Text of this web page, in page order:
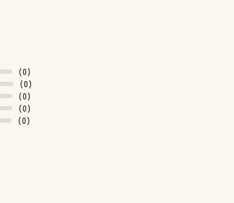
(0)
(0)
(0)
(0)
(0)